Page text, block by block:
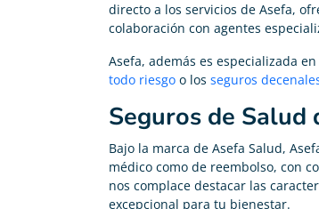
directo a los servicios de Asefa,
colaboración con agentes
Asefa, además es especializada
todo riesgo o los seguros
Seguros de Salud
Bajo la marca de Asefa Salud,
médico como de reembolso, con
nos complace destacar las
excepcional para tu bienestar.